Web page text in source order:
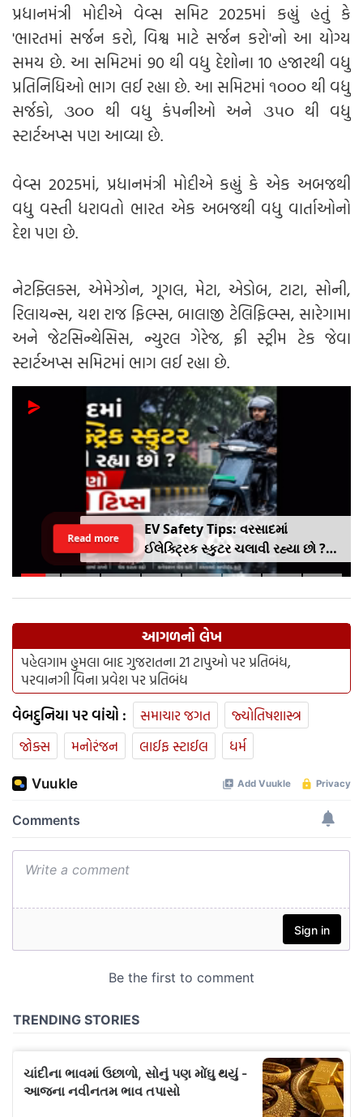
પ્રધાનમંત્રી મોદીએ વેવ્સ સમિટ 2025માં કહ્યું હતું કે
'ભારતમાં સર્જન કરો, વિશ્વ માટે સર્જન કરો'નો આ યોગ્ય
સમય છે. આ સમિટમાં 90 થી વધુ દેશોના 10 હજારથી વધુ
પ્રતિનિધિઓ ભાગ લઈ રહ્યા છે. આ સમિટમાં ૧૦૦૦ થી વધુ
સર્જકો, ૩૦૦ થી વધુ કંપનીઓ અને ૩૫૦ થી વધુ
સ્ટાર્ટઅપ્સ પણ આવ્યા છે.
વેવ્સ 2025માં, પ્રધાનમંત્રી મોદીએ કહ્યું કે એક અબજથી
વધુ વસ્તી ધરાવતો ભારત એક અબજથી વધુ વાર્તાઓનો
દેશ પણ છે.
નેટફ્લિક્સ, એમેઝોન, ગૂગલ, મેટા, એડોબ, ટાટા, સોની,
રિલાયન્સ, યશ રાજ ફિલ્મ્સ, બાલાજી ટેલિફિલ્મ્સ, સારેગામા
અને જેટસિન્થેસિસ, ન્યુરલ ગેરેજ, ફ્રી સ્ટ્રીમ ટેક જેવા
સ્ટાર્ટઅપ્સ સમિટમાં ભાગ લઈ રહ્યા છે.
EV Safety Tips: વરસાદમાં
ઈલેક્ટ્રિક સ્કુટર ચલાવી રહ્યા છો ?
આ નાનકડી ભૂલ પડી શકે છે ભારે ..
Read more
આગળનો લેખ
પહેલગામ હુમલા બાદ ગુજરાતના 21 ટાપુઓ પર પ્રતિબંધ,
પરવાનગી વિના પ્રવેશ પર પ્રતિબંધ
વેબદુનિયા પર વાંચો : સમાચાર જગત
જ્યોતિષશાસ્ત્ર
જોક્સ
મનોરંજન લાઈફ સ્ટાઈલ ધર્મ